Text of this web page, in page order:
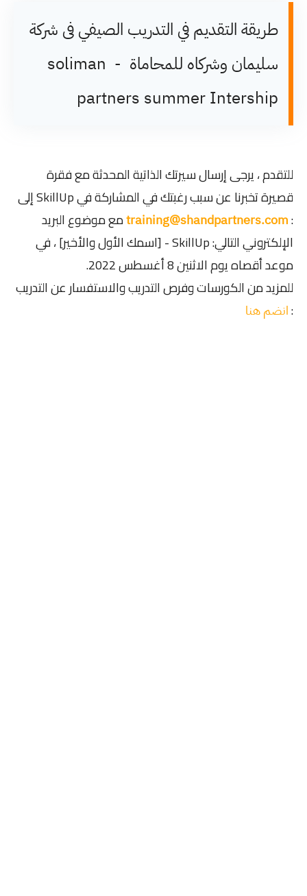
طريقة التقديم في التدريب الصيفي فى شركة
سليمان وشركاه للمحاماة - soliman
partners summer Intership
للتقدم ، يرجى إرسال سيرتك الذاتية المحدثة مع فقرة
قصيرة تخبرنا عن سبب رغبتك في المشاركة في SkillUp إلى
:
training@shandpartners.comمع موضوع البريد
الإلكتروني التالي: SkillUp - [اسمك الأول والأخير] ، في
موعد أقصاه يوم الاثنين 8 أغسطس 2022.
للمزيد من الكورسات وفرص التدريب والاستفسار عن التدريب
:انضم هنا